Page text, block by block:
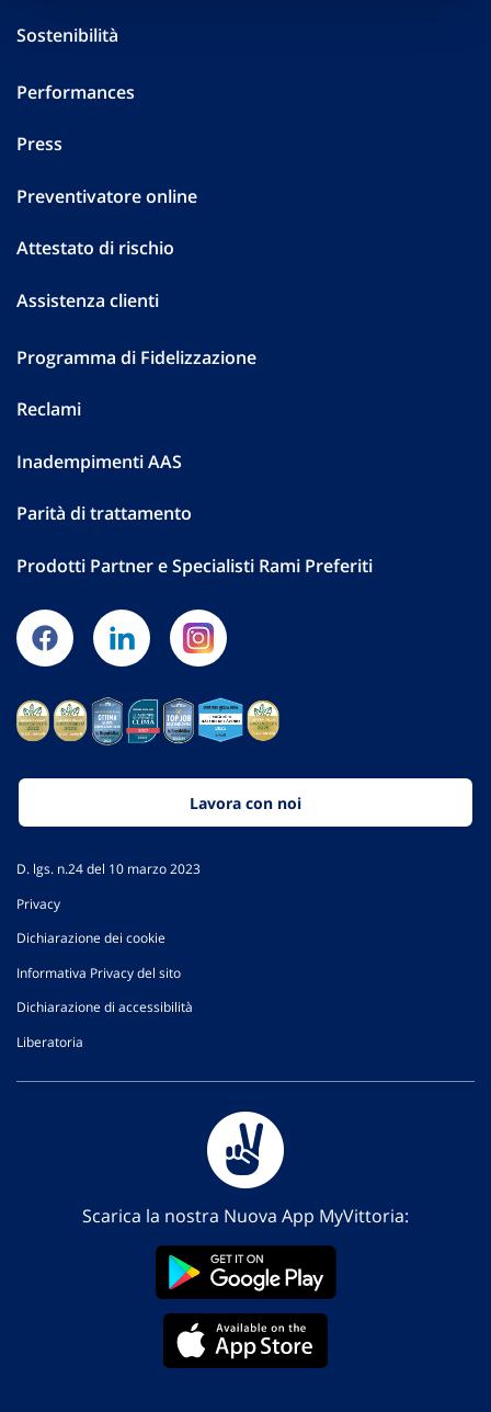
Sostenibilità
Performances
Press
Preventivatore online
Attestato di rischio
Assistenza clienti
Programma di Fidelizzazione
Reclami
Inadempimenti AAS
Parità di trattamento
Prodotti Partner e Specialisti Rami Preferiti
Lavora con noi
D. lgs. n.24 del 10 marzo 2023
Privacy
Dichiarazione dei cookie
Informativa Privacy del sito
Dichiarazione di accessibilità
Liberatoria
Scarica la nostra Nuova App MyVittoria: